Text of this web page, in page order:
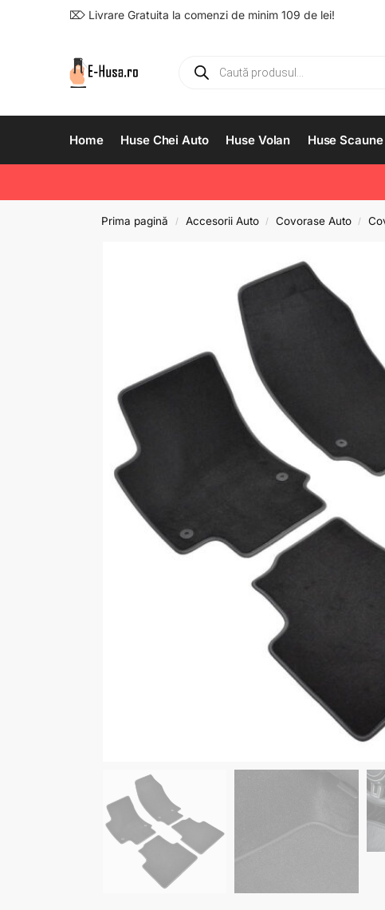
⌦ Livrare Gratuita la comenzi de minim 109 de lei!
Home Huse Chei Auto Huse Volan Huse Scaune
Prima pagină / Accesorii Auto / Covorase Auto /